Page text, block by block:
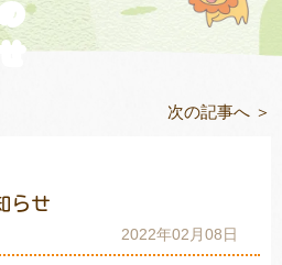
次の記事へ ＞
らせ
2022年02月08日